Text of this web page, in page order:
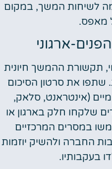
לשיחות המשך, במקום
מאפס.
ארגוני
תקשורת ההמשך חיונית
שתפו את סרטון הסיכום
(אינטראנט, סלאק,
שלקחו חלק בארגון או
במסרים המרכזיים
החברה ולהשיק יוזמות
בעקבותיו.